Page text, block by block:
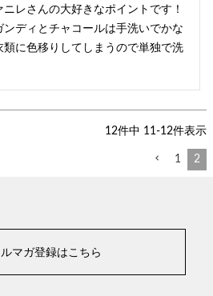
ニレさんの大好きなポイントです！
ディとチャコールは手洗いでかな
類に色移りしてしまうので単独で洗
12件中 11 -12件表示
1 2
ルマガ登録はこちら